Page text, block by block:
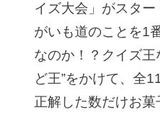
イズ大会」がスタ
がいも道のことを1
なのか！？クイズ王
ど王”をかけて、全
正解した数だけお